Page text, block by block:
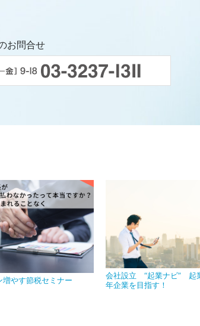
お問合せ
やす節税セミナー
会社設立 “起業ナビ” 起
年企業を目指す！